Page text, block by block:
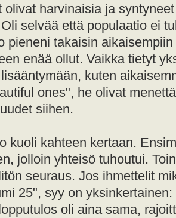
olivat harvinaisia ja
selvää että populaatio ei
pieneni takaisin
enää ollut. Vaikka tietyt
kuten
ones", he olivat
siihen.
kuoli kahteen kertaan.
jolloin yhteisö tuhoutui.
seuraus. Jos ihmettelit
25", syy on
oli aina sama,